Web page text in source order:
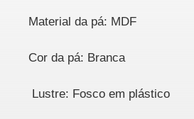
Material da pá: MDF
Cor da pá: Branca
Lustre: Fosco em plástico